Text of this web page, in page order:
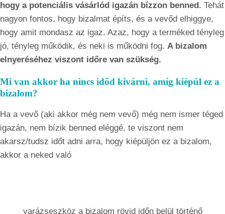
hogy a potenciális vásárlód igazán bízzon benned. Tehát
nagyon fontos, hogy bizalmat építs, és a vevőd elhiggye,
hogy amit mondasz az igaz. Azaz, hogy a terméked tényleg
jó, tényleg működik, és neki is működni fog. A bizalom
elnyeréséhez viszont időre van szükség.
Mi van akkor ha nincs időd kivárni, amíg kiépül ez a
bizalom?
Ha a vevő (aki akkor még nem vevő) még nem ismer téged
igazán, nem bízik benned eléggé, te viszont nem
akarsz/tudsz időt adni arra, hogy kiépüljön ez a bizalom,
akkor a neked való
varázseszköz a bizalom rövid időn belül történő